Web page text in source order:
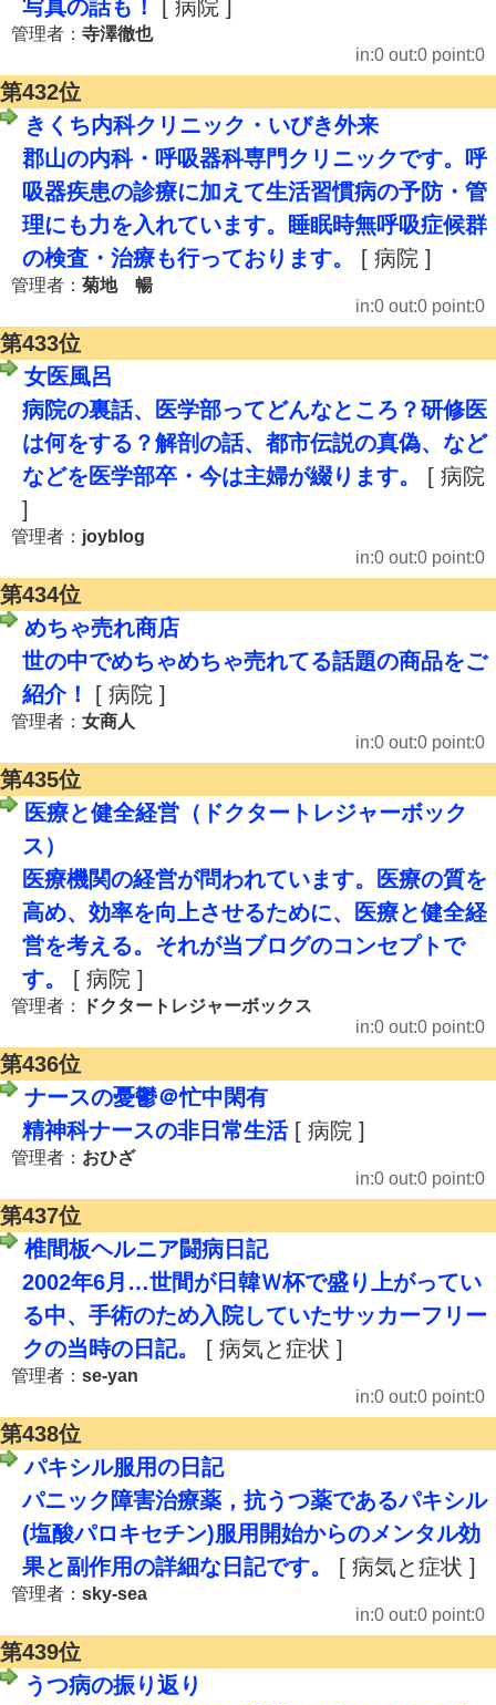
写真の話も！ [ 病院 ]
管理者： 寺澤徹也
in:0 out:0 point:0
第432位
きくち内科クリニック・いびき外来
郡山の内科・呼吸器科専門クリニックです。呼
吸器疾患の診療に加えて生活習慣病の予防・管
理にも力を入れています。睡眠時無呼吸症候群
の検査・治療も行っております。
[ 病院 ]
管理者： 菊地 暢
in:0 out:0 point:0
第433位
女医風呂
病院の裏話、医学部ってどんなところ？研修医
は何をする？解剖の話、都市伝説の真偽、など
などを医学部卒・今は主婦が綴ります。
[ 病院
]
管理者： joyblog
in:0 out:0 point:0
第434位
めちゃ売れ商店
世の中でめちゃめちゃ売れてる話題の商品をご
紹介！
[ 病院 ]
管理者： 女商人
in:0 out:0 point:0
第435位
医療と健全経営（ドクタートレジャーボック
ス）
医療機関の経営が問われています。医療の質を
高め、効率を向上させるために、医療と健全経
営を考える。それが当ブログのコンセプトで
す。
[ 病院 ]
管理者：
ドクタートレジャーボックス
in:0 out:0 point:0
第436位
ナースの憂鬱＠忙中閑有
精神科ナースの非日常生活[ 病院 ]
管理者： おひざ
in:0 out:0 point:0
第437位
椎間板ヘルニア闘病日記
2002年6月…世間が日韓Ｗ杯で盛り上がってい
る中、手術のため入院していたサッカーフリー
クの当時の日記。
[ 病気と症状 ]
管理者： se-yan
in:0 out:0 point:0
第438位
パキシル服用の日記
パニック障害治療薬，抗うつ薬であるパキシル
(塩酸パロキセチン)服用開始からのメンタル効
果と副作用の詳細な日記です。
[ 病気と症状 ]
管理者： sky-sea
in:0 out:0 point:0
第439位
うつ病の振り返り